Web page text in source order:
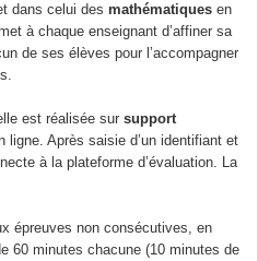
dans celui des mathématiques en
à chaque enseignant d’affiner sa
de ses élèves pour l’accompagner
est réalisée sur support
ligne. Après saisie d’un identifiant et
à la plateforme d’évaluation. La
épreuves non consécutives, en
60 minutes chacune (10 minutes de